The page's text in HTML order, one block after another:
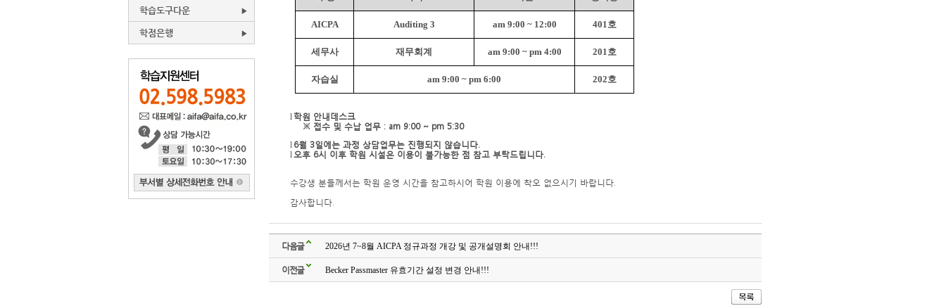
학습도구다운
학점은행
AICPA Auditing 3 am 9:00 ~ 12:00 401호
세무사 재무회계 am 9:00 ~ pm 4:00 201호
자습실 am 9:00 ~ pm 6:00 202호
l학원 안내데스크
※접수 및 수납 업무: am 9:00 ~ pm 5:30
l 6월 3일에는 과정 상담업무는 진행되지 않습니다.
l오후 6시 이후 학원 시설은 이용이 불가능한 점 참고 부탁드립니다.
수강생 분들께서는 학원 운영 시간을 참고하시어 학원 이용에 착오 없으시기 바랍니다.
감사합니다.
다음글 2026년 7~8월 AICPA 정규과정 개강 및 공개설명회 안내!!!
이전글 Becker Passmaster 유효기간 설정 변경 안내!!!